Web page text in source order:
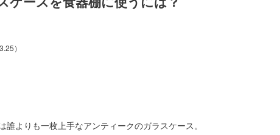
）
よりも一枚上手なアンティークのガラスケース。